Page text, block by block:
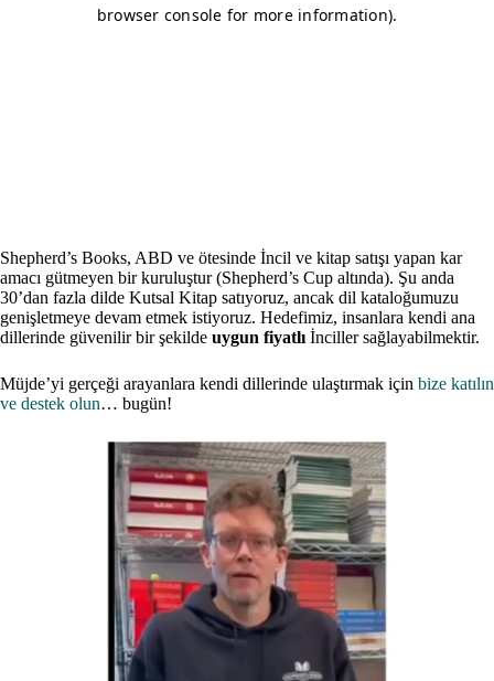
Shepherd’s Books, ABD ve ötesinde İncil ve kitap satışı yapan kar
amacı gütmeyen bir kuruluştur (Shepherd’s Cup altında). Şu anda
30’dan fazla dilde Kutsal Kitap satıyoruz, ancak dil kataloğumuzu
genişletmeye devam etmek istiyoruz. Hedefimiz, insanlara kendi ana
dillerinde güvenilir bir şekilde uygun fiyatlı İnciller sağlayabilmektir.
Müjde’yi gerçeği arayanlara kendi dillerinde ulaştırmak için bize katılın
ve destek olun… bugün!